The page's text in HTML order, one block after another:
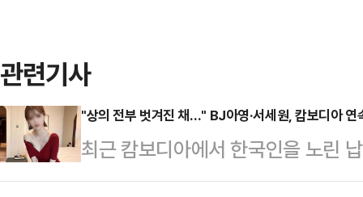
관련기사
"상의 전부 벗겨진 채…" BJ아영·서세원, 캄보디아 연
최근 캄보디아에서 한국인을 노린
년 전 고(故) BJ아영(본명 변아영)